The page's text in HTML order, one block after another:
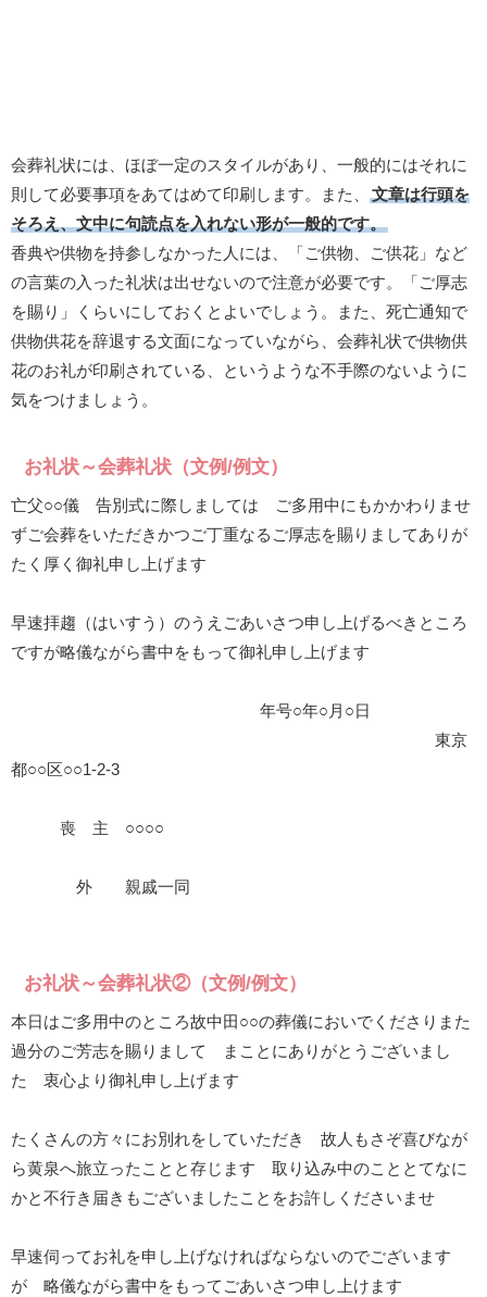
会葬礼状には、ほぼ一定のスタイルがあり、一般的にはそれに
則して必要事項をあてはめて印刷します。また、
文章は行頭を
そろえ、文中に句読点を入れない形が一般的です。
香典や供物を持参しなかった人には、「ご供物、ご供花」など
の言葉の入った礼状は出せないので注意が必要です。「ご厚志
を賜り」くらいにしておくとよいでしょう。また、死亡通知で
供物供花を辞退する文面になっていながら、会葬礼状で供物供
花のお礼が印刷されている、というような不手際のないように
気をつけましょう。
お礼状～会葬礼状（文例/例文）
亡父○○儀 告別式に際しましては ご多用中にもかかわりませ
ずご会葬をいただきかつご丁重なるご厚志を賜りましてありが
たく厚く御礼申し上げます
早速拝趨（はいすう）のうえごあいさつ申し上げるべきところ
ですが略儀ながら書中をもって御礼申し上げます
年号○年○月○日
東京
都○○区○○1-2-3
喪 主 ○○○○
外 親戚一同
お礼状～会葬礼状②（文例/例文）
本日はご多用中のところ故中田○○の葬儀においでくださりまた
過分のご芳志を賜りまして まことにありがとうございまし
た 衷心より御礼申し上げます
たくさんの方々にお別れをしていただき 故人もさぞ喜びなが
ら黄泉へ旅立ったことと存じます 取り込み中のこととてなに
かと不行き届きもございましたことをお許しくださいませ
早速伺ってお礼を申し上げなければならないのでございます
が 略儀ながら書中をもってごあいさつ申し上けます